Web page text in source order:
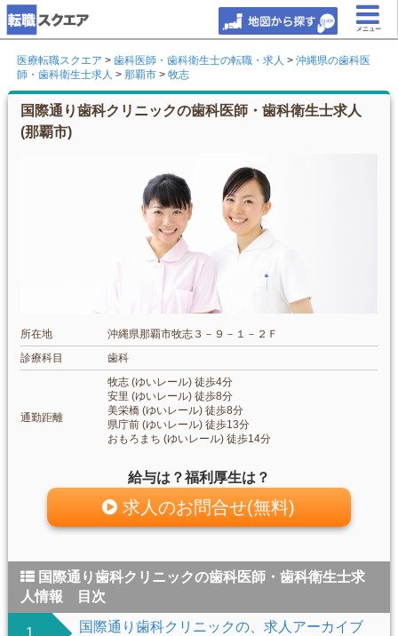
メニュー
医療転職スクエア > 歯科医師・歯科衛生士の転職・求人 > 沖縄県の歯科医
師・歯科衛生士求人 > 那覇市 > 牧志
国際通り歯科クリニックの歯科医師・歯科衛生士求人
(那覇市)
所在地
沖縄県那覇市牧志３－９－１－２Ｆ
診療科目
歯科
通勤距離
牧志 (ゆいレール) 徒歩4分
安里 (ゆいレール) 徒歩8分
美栄橋 (ゆいレール) 徒歩8分
県庁前 (ゆいレール) 徒歩13分
おもろまち (ゆいレール) 徒歩14分
給与は？福利厚生は？
求人のお問合せ(無料)
国際通り歯科クリニックの歯科医師・歯科衛生士求
人情報 目次
1 . 国際通り歯科クリニックの、求人アーカイブ